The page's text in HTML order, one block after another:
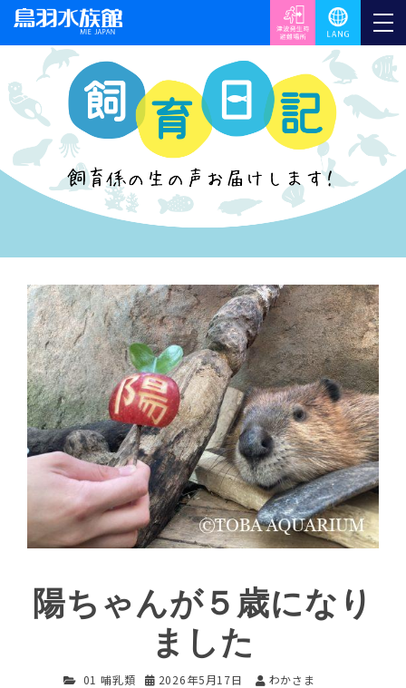
陽ちゃんが５歳になり
ました
01 哺乳類 2026年5月17日 わかさま